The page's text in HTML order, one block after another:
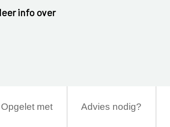
info over
Opgelet met Advies nodig?